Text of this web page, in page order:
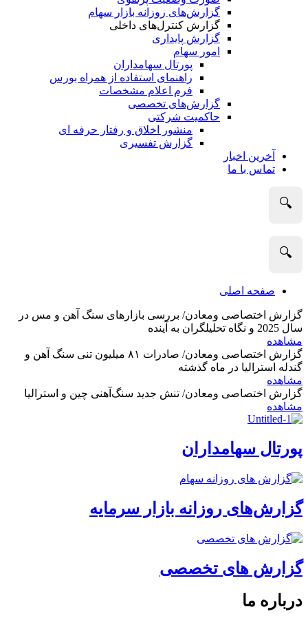
گزارش‌های روزانه بازار سهام
گزارش کنترل‌های داخلی
گزارش پایداری
امور سهام
پورتال سهامداران
راهنمای استفاده از همراه بورس
فرم اعلام مشخصات
گزارش‌های تخصصی
حاکمیت شرکتی
منشور اخلاق و رفتار حرفه­ ای
گزارش تفسیری
آخرین اخبار
تماس با ما
🔍
🔍
صفحه اصلی
گزارش اختصاصی ومعادن/ بررسی بازارهای سنگ آهن و مس در
سال 2025 و نگاه تحلیلگران به آینده
مشاهده
گزارش اختصاصی ومعادن/ صادرات ۸۱ میلیون تنی سنگ آهن و
گندله استرالیا در ماه گذشته
مشاهده
گزارش اختصاصی ومعادن/ تنش جدید سنگ‌آهنی چین و استرالیا
مشاهده
پورتال سهامداران
گزارش‌های روزانه بازار سرمایه
گزارش های تخصصی
درباره ما